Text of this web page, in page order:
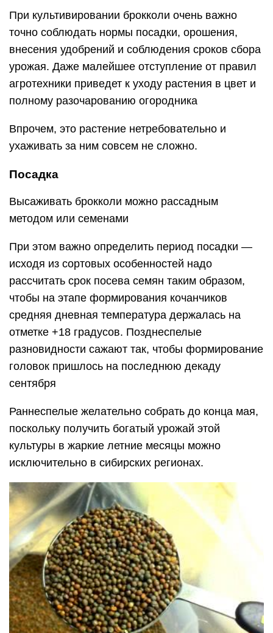
При культивировании брокколи очень важно
точно соблюдать нормы посадки, орошения,
внесения удобрений и соблюдения сроков сбора
урожая. Даже малейшее отступление от правил
агротехники приведет к уходу растения в цвет и
полному разочарованию огородника
Впрочем, это растение нетребовательно и
ухаживать за ним совсем не сложно.
Посадка
Высаживать брокколи можно рассадным
методом или семенами
При этом важно определить период посадки —
исходя из сортовых особенностей надо
рассчитать срок посева семян таким образом,
чтобы на этапе формирования кочанчиков
средняя дневная температура держалась на
отметке +18 градусов. Позднеспелые
разновидности сажают так, чтобы формирование
головок пришлось на последнюю декаду
сентября
Раннеспелые желательно собрать до конца мая,
поскольку получить богатый урожай этой
культуры в жаркие летние месяцы можно
исключительно в сибирских регионах.